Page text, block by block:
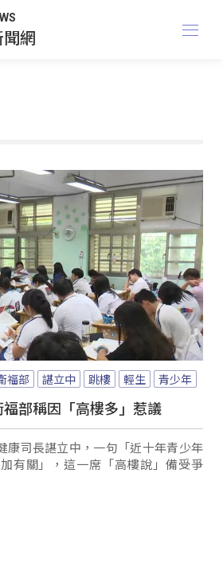
網
福部 諶立中 跳樓 輕生 青少年
部稱因「高樓多」惹議
康司長諶立中，一句「近十年青少年
有關」，這一席「高樓說」備受爭